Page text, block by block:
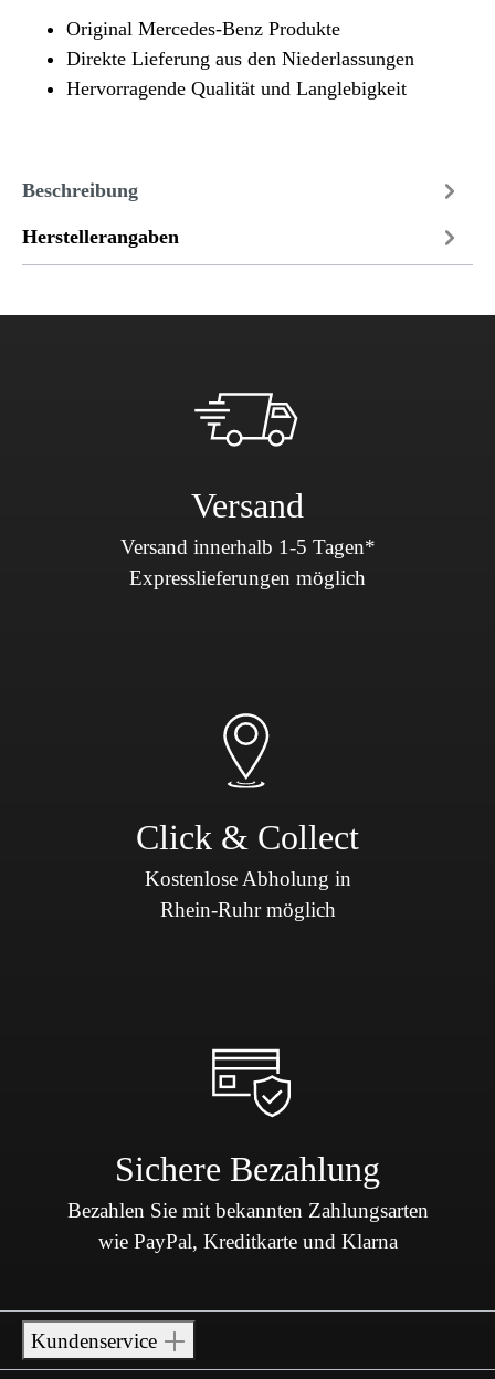
Original Mercedes-Benz Produkte
Direkte Lieferung aus den Niederlassungen
Hervorragende Qualität und Langlebigkeit
Beschreibung
Herstellerangaben
Versand
Versand innerhalb 1-5 Tagen*
Expresslieferungen möglich
Click & Collect
Kostenlose Abholung in
Rhein-Ruhr möglich
Sichere Bezahlung
Bezahlen Sie mit bekannten Zahlungsarten
wie PayPal, Kreditkarte und Klarna
Kundenservice